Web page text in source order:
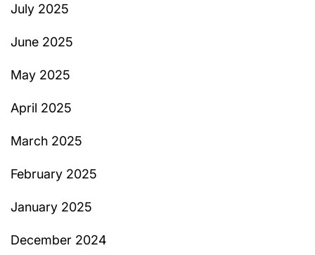
July 2025
June 2025
May 2025
April 2025
March 2025
February 2025
January 2025
December 2024